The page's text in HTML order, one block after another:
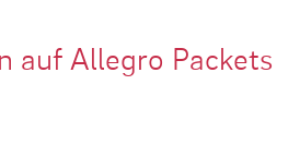
auf Allegro Packets